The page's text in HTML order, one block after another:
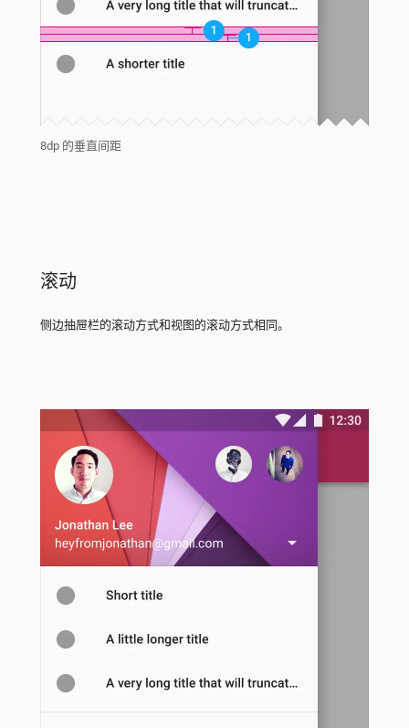
8dp 的垂直间距
滚动
侧边抽屉栏的滚动方式和视图的滚动方式相同。